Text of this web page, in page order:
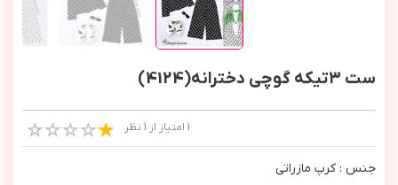
ست ٣تیکه گوچی دخترانه(4124)
1 امتیاز از 1 نظر
جنس : كرپ مازراتي